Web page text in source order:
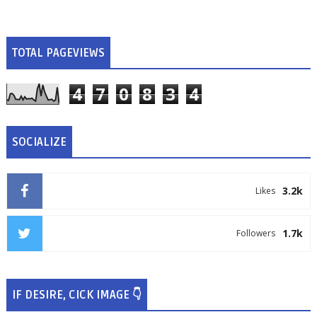
TOTAL PAGEVIEWS
4 7 0 8 3 4
SOCIALIZE
3.2k
Likes
1.7k
Followers
IF DESIRE, CICK IMAGE 👇